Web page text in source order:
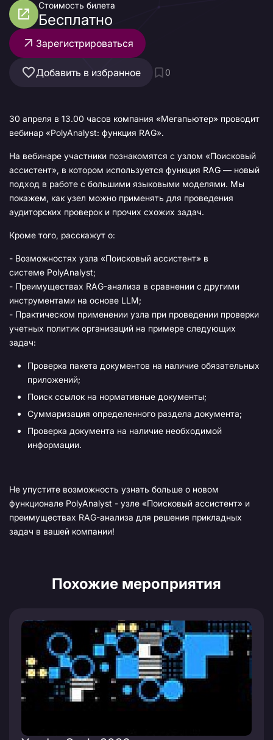
Стоимость билета
Бесплатно
Зарегистрироваться
Добавить в избранное 0
30 апреля в 13.00 часов компания «Мегапьютер» проводит
вебинар «PolyAnalyst: функция RAG».
На вебинаре участники познакомятся с узлом «Поисковый
ассистент», в котором используется функция RAG — новый
подход в работе с большими языковыми моделями. Мы
покажем, как узел можно применять для проведения
аудиторских проверок и прочих схожих задач.
Кроме того, расскажут о:
- Возможностях узла «Поисковый ассистент» в
системе PolyAnalyst;
- Преимуществах RAG-анализа в сравнении с другими
инструментами на основе LLM;
- Практическом применении узла при проведении проверки
учетных политик организаций на примере следующих
задач:
Проверка пакета документов на наличие обязательных
приложений;
Поиск ссылок на нормативные документы;
Суммаризация определенного раздела документа;
Проверка документа на наличие необходимой
информации.
Не упустите возможность узнать больше о новом
функционале PolyAnalyst - узле «Поисковый ассистент» и
преимуществах RAG-анализа для решения прикладных
задач в вашей компании!
Похожие мероприятия